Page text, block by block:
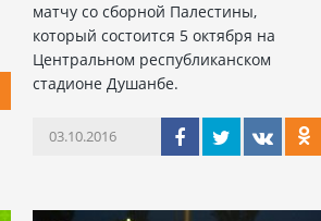
матчу со сборной Палестины,
который состоится 5 октября на
Центральном республиканском
стадионе Душанбе.
03.10.2016